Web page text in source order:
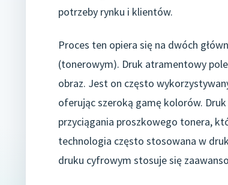
potrzeby rynku i klientów.
Proces ten opiera się na dwóch
(tonerowym). Druk atramentowy
obraz. Jest on często
oferując szeroką gamę kolorów.
przyciągania proszkowego tonera,
technologia często stosowana w
druku cyfrowym stosuje się